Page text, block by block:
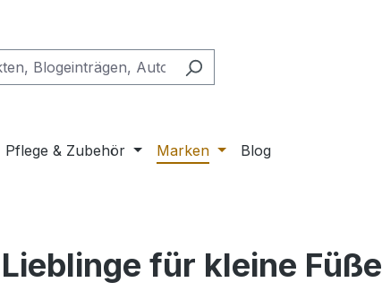
Pflege & Zubehör Marken Blog
für kleine Füße